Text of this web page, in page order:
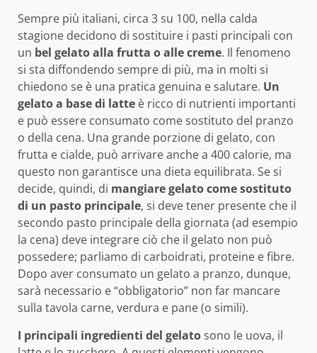
Sempre più italiani, circa 3 su 100, nella calda
stagione decidono di sostituire i pasti principali con
un bel gelato alla frutta o alle creme. Il fenomeno
si sta diffondendo sempre di più, ma in molti si
chiedono se è una pratica genuina e salutare. Un
gelato a base di latte è ricco di nutrienti importanti
e può essere consumato come sostituto del pranzo
o della cena. Una grande porzione di gelato, con
frutta e cialde, può arrivare anche a 400 calorie, ma
questo non garantisce una dieta equilibrata. Se si
decide, quindi, di mangiare gelatocome sostituto
di un pasto principale, si deve tener presente che il
secondo pasto principale della giornata (ad esempio
la cena) deve integrare ciò che il gelato non può
possedere; parliamo di carboidrati, proteine e fibre.
Dopo aver consumato un gelato a pranzo, dunque,
sarà necessario e “obbligatorio” non far mancare
sulla tavola carne, verdura e pane (o simili).
I principali ingredienti del gelatosono le uova, il